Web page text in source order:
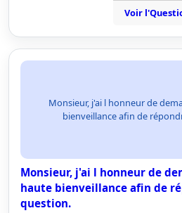
Voir
Monsieur, j'ai l honneur de
bienveillance afin de
Monsieur, j'ai l honneur de
haute bienveillance afin de
question.